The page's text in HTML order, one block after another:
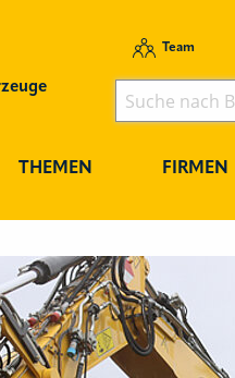
Team
THEMEN FIRMEN